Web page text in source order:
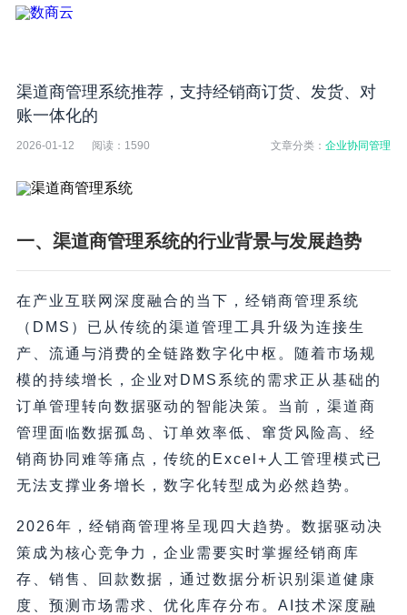
渠道商管理系统推荐，支持经销商订货、发货、对
账一体化的
2026-01-12 阅读： 1590 文章分类：企业协同管理
一、渠道商管理系统的行业背景与发展趋势
在产业互联网深度融合的当下，经销商管理系统
（DMS）已从传统的渠道管理工具升级为连接生
产、流通与消费的全链路数字化中枢。随着市场规
模的持续增长，企业对DMS系统的需求正从基础的
订单管理转向数据驱动的智能决策。当前，渠道商
管理面临数据孤岛、订单效率低、窜货风险高、经
销商协同难等痛点，传统的Excel+人工管理模式已
无法支撑业务增长，数字化转型成为必然趋势。
2026年，经销商管理将呈现四大趋势。数据驱动决
策成为核心竞争力，企业需要实时掌握经销商库
存、销售、回款数据，通过数据分析识别渠道健康
度、预测市场需求、优化库存分布。AI技术深度融